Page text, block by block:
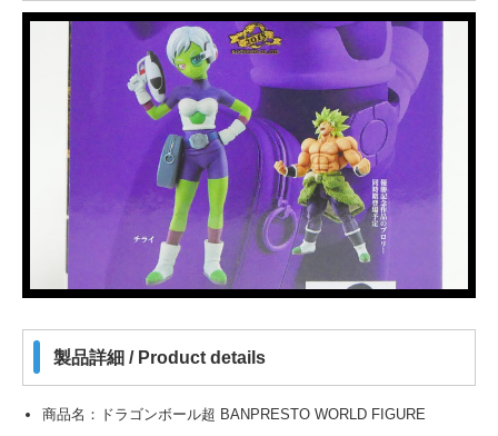
製品詳細 / Product details
商品名：ドラゴンボール超 BANPRESTO WORLD FIGURE